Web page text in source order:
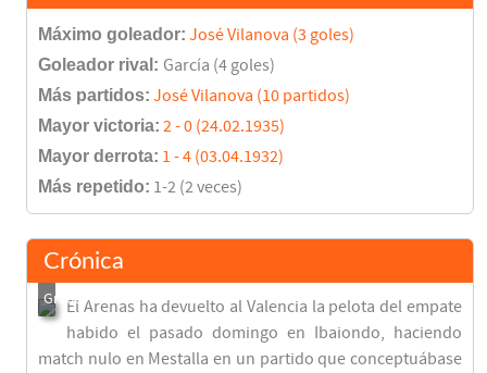
Máximo goleador: José Vilanova (3 goles)
Goleador rival: García (4 goles)
Más partidos: José Vilanova (10 partidos)
Mayor victoria: 2 - 0 (24.02.1935)
Mayor derrota: 1 - 4 (03.04.1932)
Más repetido: 1-2 (2 veces)
Crónica
El Arenas ha devuelto al Valencia la pelota del empate
habido el pasado domingo en Ibaiondo, haciendo
match nulo en Mestalla en un partido que conceptuábase